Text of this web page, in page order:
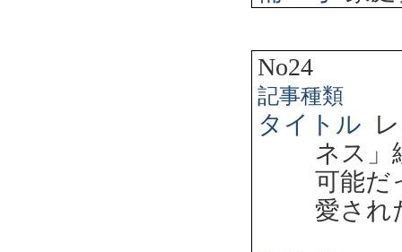
No24
記事種類
タイトル
ネス
可能だ
愛され